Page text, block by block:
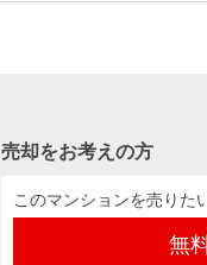
売却をお考えの方
このマンションを売りた
無